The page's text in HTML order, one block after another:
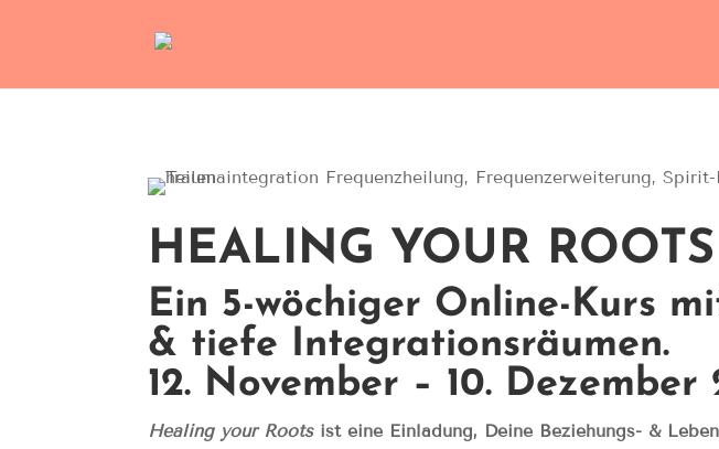
HEALING YOUR ROOTS
Ein 5-wöchiger Online-Kurs
& tiefe Integrationsräumen.
12. November – 10. Dezember
Healing your Rootsist eine Einladung, Deine Beziehungs- &